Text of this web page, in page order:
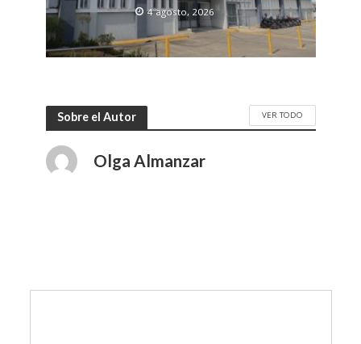
4 agosto, 2026
Sobre el Autor VER TODO
Olga Almanzar